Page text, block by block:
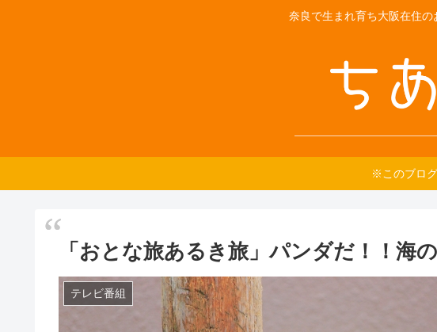
奈良で生まれ育ち大阪在住
※このブロ
「おとな旅あるき旅」パンダだ！！海
テレビ番組